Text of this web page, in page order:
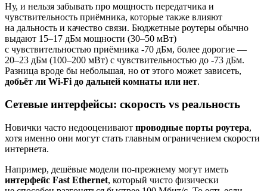
Ну, и нельзя забывать про мощность передатчика и
чувствительность приёмника, которые также влияют
на дальность и качество связи. Бюджетные роутеры обычно
выдают 15–17 дБм мощности (30–50 мВт)
с чувствительностью приёмника -70 дБм, более дорогие —
20–23 дБм (100–200 мВт) с чувствительностью до -73 дБм.
Разница вроде бы небольшая, но от этого может зависеть,
добьёт ли Wi‑Fi до дальней комнаты или нет.
Сетевые интерфейсы: скорость vs реальность
Новички часто недооценивают проводные порты роутера,
хотя именно они могут стать главным ограничением скорости
интернета.
Например, дешёвые модели по‑прежнему могут иметь
интерфейс Fast Ethernet, который чисто физически